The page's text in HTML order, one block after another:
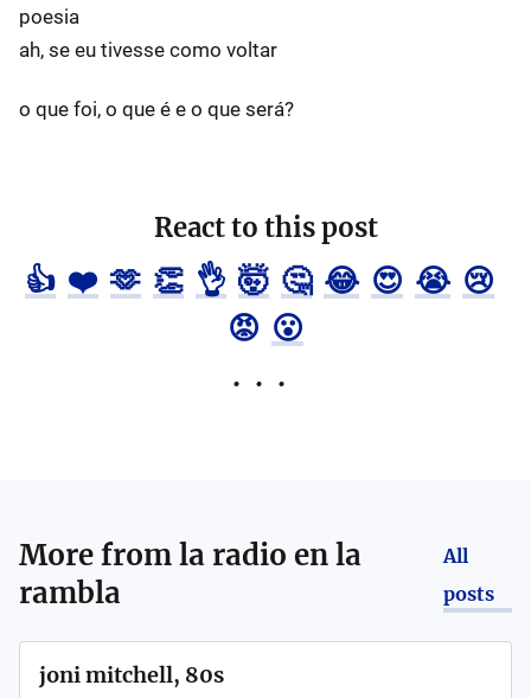
poesia
ah, se eu tivesse como voltar
o que foi, o que é e o que será?
React to this post
👍 ❤️ 🫶 👏 👌 🤯 🤔 😂 😍 😭 😢
😡 😮
More fromla radio en la
rambla
All
posts
joni mitchell, 80s